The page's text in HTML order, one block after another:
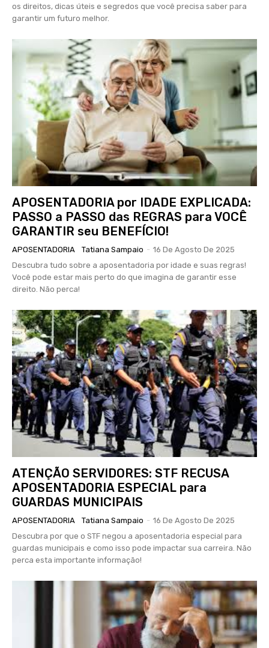
os direitos, dicas úteis e segredos que você precisa saber para
garantir um futuro melhor.
APOSENTADORIA por IDADE EXPLICADA:
PASSO a PASSO das REGRAS para VOCÊ
GARANTIR seu BENEFÍCIO!
APOSENTADORIA Tatiana Sampaio - 16 De Agosto De 2025
Descubra tudo sobre a aposentadoria por idade e suas regras!
Você pode estar mais perto do que imagina de garantir esse
direito. Não perca!
ATENÇÃO SERVIDORES: STF RECUSA
APOSENTADORIA ESPECIAL para
GUARDAS MUNICIPAIS
APOSENTADORIA Tatiana Sampaio - 16 De Agosto De 2025
Descubra por que o STF negou a aposentadoria especial para
guardas municipais e como isso pode impactar sua carreira. Não
perca esta importante informação!